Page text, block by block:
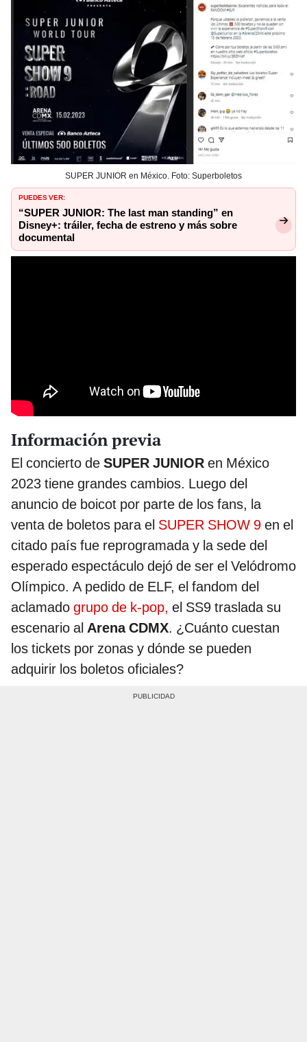
SUPER JUNIOR en México. Foto: Superboletos
PUEDES VER:
“SUPER JUNIOR: The last man standing” en
Disney+: tráiler, fecha de estreno y más sobre
documental
Información previa
El concierto de SUPER JUNIOR en México
2023 tiene grandes cambios. Luego del
anuncio de boicot por parte de los fans, la
venta de boletos para el SUPER SHOW 9 en el
citado país fue reprogramada y la sede del
esperado espectáculo dejó de ser el Velódromo
Olímpico. A pedido de ELF, el fandom del
aclamado grupo de k-pop, el SS9 traslada su
escenario al Arena CDMX. ¿Cuánto cuestan
los tickets por zonas y dónde se pueden
adquirir los boletos oficiales?